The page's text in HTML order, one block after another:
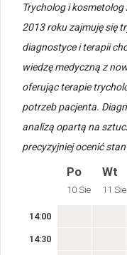
Trycholog i kosmetolog
2013 roku zajmuję się
diagnostyce i terapii
wiedzę medyczną z
oferując terapie
potrzeb pacjenta.
analizą opartą na
precyzyjniej ocenić
Po
10 Sie
Wt
11 Sie
14:00
14:30